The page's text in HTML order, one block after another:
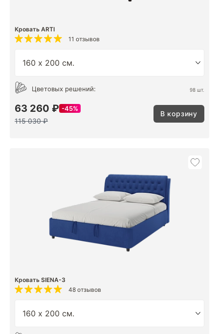
Кровать ARTI
11 отзывов
Цветовых решений: 98 шт.
63 260 ₽ 45%
115 030 ₽
В корзину
Кровать SIENA-3
48 отзывов